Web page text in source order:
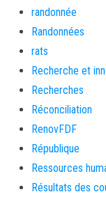
randonnée
Randonnées
rats
Recherche et
Recherches
Réconciliation
RenovFDF
République
Ressources
Résultats des